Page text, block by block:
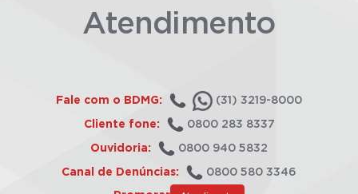
Atendimento
Fale com o BDMG: (31) 3219-8000
Cliente fone: 0800 283 8337
Ouvidoria: 0800 940 5832
Canal de Denúncias: 0800 580 3346